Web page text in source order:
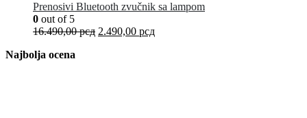
Prenosivi Bluetooth zvučnik sa lampom
0 out of 5
16.490,00рсд 2.490,00 рсд
Najbolja ocena